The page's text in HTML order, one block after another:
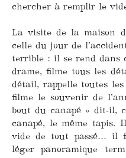
chercher à remplir le
La visite de la maison
celle du jour de
terrible : il se rend dans
drame, filme tous les
détail, rappelle toutes
filme le souvenir de
bout du canapé » dit-il,
canapé, le même tapis.
vide de tout passé… il
léger panoramique